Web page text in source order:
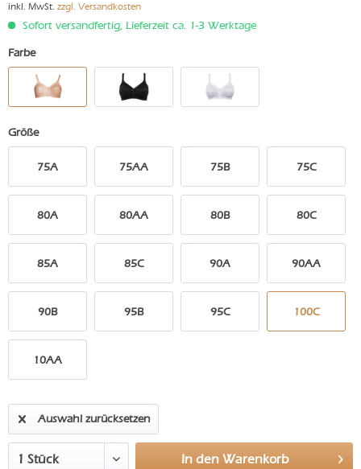
inkl. MwSt. zzgl. Versandkosten
Sofort versandfertig, Lieferzeit ca. 1-3 Werktage
Farbe
Größe
75A 75AA 75B 75C
80A 80AA 80B 80C
85A 85C 90A 90AA
90B 95B 95C 100C
10AA
Auswahl zurücksetzen
In den Warenkorb